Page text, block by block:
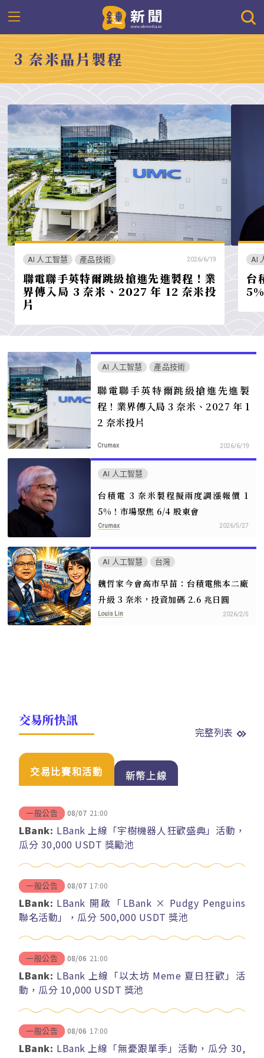
3 奈米晶片製程
AI 人工智慧 產品技術 2026/6/19
聯電聯手英特爾跳級搶進先進製程！業
界傳入局 3 奈米、2027 年 12 奈米投
片
AI
台
AI 人工智慧 產品技術
聯電聯手英特爾跳級搶進先進製
程！業界傳入局 3 奈米、2027 年 1
2 奈米投片
Crumax 2026/6/19
AI 人工智慧
台積電 3 奈米製程擬兩度調漲報價 1
5%！市場聚焦 6/4 股東會
Crumax 2026/5/27
AI 人工智慧 台灣
魏哲家今會高市早苗：台積電熊本二廠
升級 3 奈米，投資加碼 2.6 兆日圓
Louis Lin 2026/2/5
交易所快訊
完整列表
交易比賽和活動 新幣上線
一般公告 08/07 21:00
LBank: LBank 上線「宇樹機器人狂歡盛典」活動，
瓜分 30,000 USDT 獎勵池
一般公告 08/07 17:00
LBank: LBank 開啟「LBank × Pudgy Penguins
聯名活動」，瓜分 500,000 USDT 獎池
一般公告 08/06 21:00
LBank: LBank 上線「以太坊 Meme 夏日狂歡」活
動，瓜分 10,000 USDT 獎池
一般公告 08/06 17:00
LBank: LBank 上線「無憂跟單季」活動，瓜分 30,